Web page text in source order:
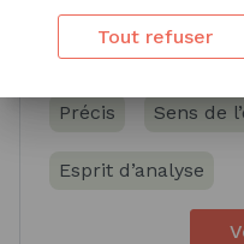
Logique Veille
Précis Sens de
Esprit d’analyse
Tout refuser